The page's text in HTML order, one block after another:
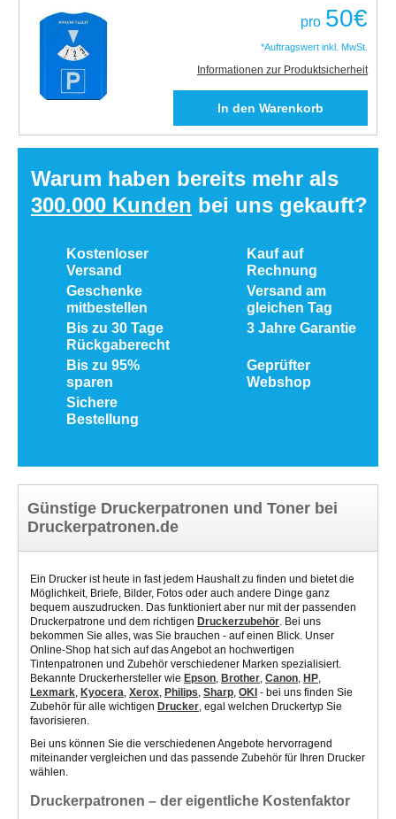
pro 50€
*Auftragswert inkl. MwSt.
Informationen zur Produktsicherheit
Warum haben bereits mehr als
300.000 Kunden bei uns gekauft?
Kostenloser
Versand
Kauf auf
Rechnung
Geschenke
mitbestellen
Versand am
gleichen Tag
Bis zu 30 Tage
Rückgaberecht
3 Jahre Garantie
Bis zu 95%
sparen
Geprüfter
Webshop
Sichere
Bestellung
Günstige Druckerpatronen und Toner bei
Druckerpatronen.de
Ein Drucker ist heute in fast jedem Haushalt zu finden und bietet die
Möglichkeit, Briefe, Bilder, Fotos oder auch andere Dinge ganz
bequem auszudrucken. Das funktioniert aber nur mit der passenden
Druckerpatrone und dem richtigen Druckerzubehör. Bei uns
bekommen Sie alles, was Sie brauchen - auf einen Blick. Unser
Online-Shop hat sich auf das Angebot an hochwertigen
Tintenpatronen und Zubehör verschiedener Marken spezialisiert.
Bekannte Druckerhersteller wie Epson, Brother, Canon, HP,
Lexmark, Kyocera, Xerox, Philips, Sharp, OKI - bei uns finden Sie
Zubehör für alle wichtigen Drucker, egal welchen Druckertyp Sie
favorisieren.
Bei uns können Sie die verschiedenen Angebote hervorragend
miteinander vergleichen und das passende Zubehör für Ihren Drucker
wählen.
Druckerpatronen – der eigentliche Kostenfaktor